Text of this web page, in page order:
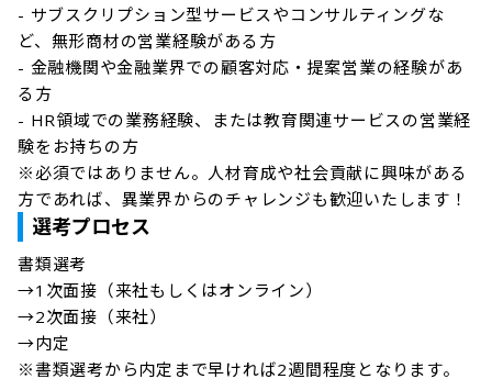
- サブスクリプション型サービスやコンサルティングな
ど、無形商材の営業経験がある方
- 金融機関や金融業界での顧客対応・提案営業の経験があ
る方
- HR領域での業務経験、または教育関連サービスの営業経
験をお持ちの方
※必須ではありません。人材育成や社会貢献に興味がある
選考プロセス
書類選考
→1次面接（来社もしくはオンライン）
→2次面接（来社）
→内定
※書類選考から内定まで早ければ2週間程度となります。